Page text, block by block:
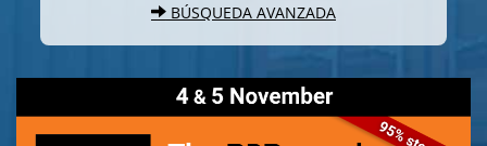
BÚSQUEDA AVANZADA